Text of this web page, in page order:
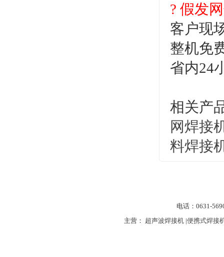
? 假发
客户现
整机免
省内24
相关产
网焊接
料焊接
电话：0631-
主营： 超声波焊接机|便携式焊接